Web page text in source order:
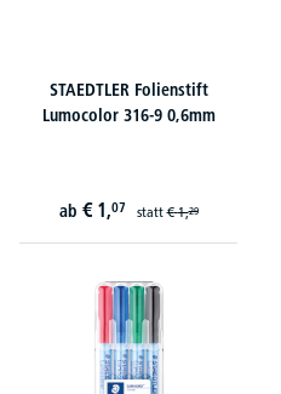
STAEDTLER Folienstift
Lumocolor 316-9 0,6mm
ab € 1,07 statt€ 1,29